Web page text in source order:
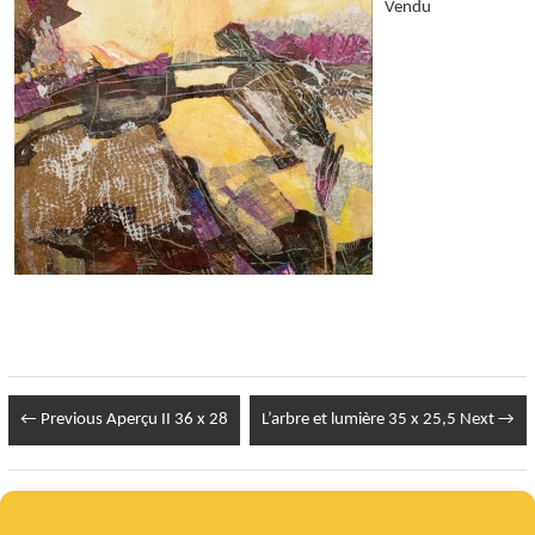
Vendu
← PreviousAperçu II 36 x 28 L’arbre et lumière 35 x 25,5 Next →